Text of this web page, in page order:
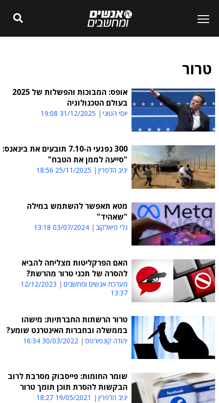
טרור
אופס: המבוכות והפשלות של 2025
בעולם הטכנולוגיה
יוסי הטוני 31/12/2025 19:08
300 נפגעי ה-7.10 תובעים את בינאנס:
"סייעה לממן את הטבח"
יניב הלפרין 25/11/2025 18:56
מטא תאפשר להשתמש במילה
"שאהיד"
גלי פיאלקוב 03/07/2024 13:18
האם הפרקליטות מצליחה להביא
להסרה של תכני טרור מהרשת?
מערכת אנשים ומחשבים
12/12/2023
13:37
טרור הרשתות החברתיות: מישהו
בממשלה ובחברות האינטרנט שומע?
יהודה קונפורטס 30/03/2022 16:34
שומר החומות: פייסבוק מסרבת לרוב
הבקשות להסרת תוכן תומך טרור
יניב הלפרין 19/05/2021 18:27